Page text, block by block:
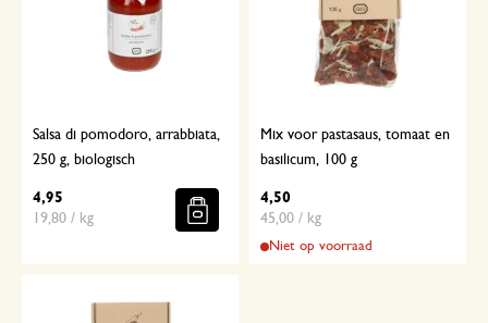
Salsa di pomodoro, arrabbiata,
250 g, biologisch
4,95
19,80 / kg
Mix voor pastasaus, tomaat en
basilicum, 100 g
4,50
45,00 / kg
Niet op voorraad